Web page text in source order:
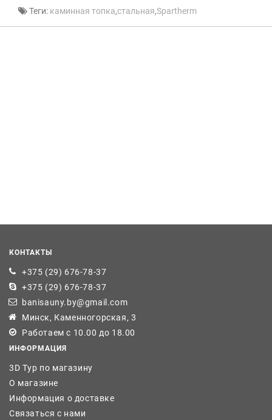
Теги: каминная топка,стальная,Spartherm
КОНТАКТЫ
+375 (29) 676-78-37
+375 (29) 676-78-37
banisauny.by@gmail.com
Минск, Каменногорская, 3
Работаем с 10.00 до 18.00
ИНФОРМАЦИЯ
3D Тур по магазину
О магазине
Информация о доставке
Связаться с нами